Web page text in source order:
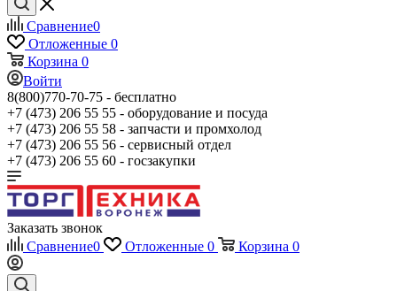
Сравнение0
Отложенные 0
Корзина 0
Войти
8(800)770-70-75 - бесплатно
+7 (473) 206 55 55 - оборудование и посуда
+7 (473) 206 55 58 - запчасти и промхолод
+7 (473) 206 55 56 - сервисный отдел
+7 (473) 206 55 60 - госзакупки
Заказать звонок
Сравнение0 Отложенные 0 Корзина 0